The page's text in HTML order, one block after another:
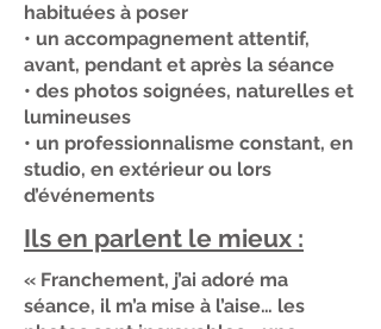
habituées à poser
• un accompagnement attentif,
avant, pendant et après la séance
• des photos soignées, naturelles et
lumineuses
• un professionnalisme constant, en
studio, en extérieur ou lors
d’événements
Ils en parlent le mieux :
« Franchement, j’ai adoré ma
séance, il m’a mise à l’aise… les